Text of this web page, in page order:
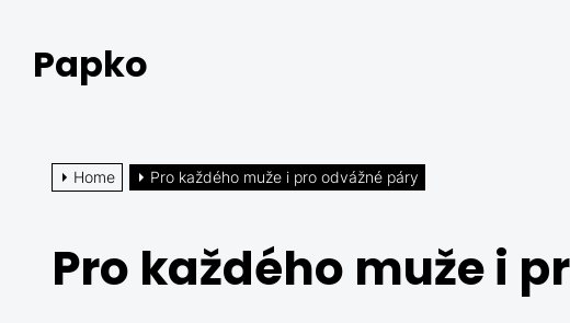
Papko
Home Pro každého muže i pro odvážné páry
Pro každého muže i